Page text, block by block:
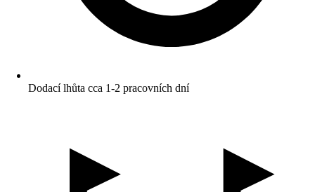
Dodací lhůta cca 1-2 pracovních dní